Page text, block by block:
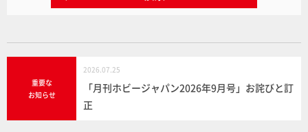
重要な
お知らせ
2026.07.25
「月刊ホビージャパン2026年9月号」お詫びと訂
正